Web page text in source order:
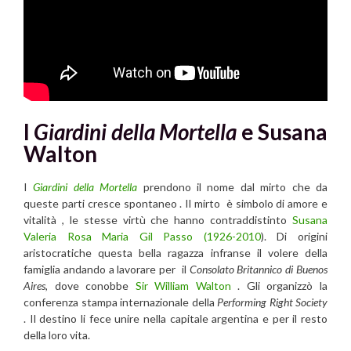
I Giardini della Mortella e Susana
Walton
IGiardini della Mortella prendono il nome dal mirto che da
queste parti cresce spontaneo . Il mirto è simbolo di amore e
vitalità , le stesse virtù che hanno contraddistinto Susana
Valeria Rosa Maria Gil Passo
(1926-2010). Di origini
aristocratiche questa bella ragazza infranse il volere della
famiglia andando a lavorare per il Consolato Britannico di Buenos
Aires, dove conobbe Sir William Walton. Gli organizzò la
conferenza stampa internazionale della Performing Right Society
. Il destino li fece unire nella capitale argentina e per il resto
della loro vita.